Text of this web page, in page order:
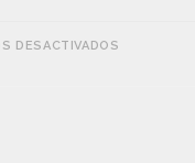
DESACTIVADOS